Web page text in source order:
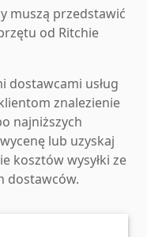
muszą przedstawić
od Ritchie
dostawcami usług
znalezienie
najniższych
lub uzyskaj
kosztów wysyłki ze
dostawców.